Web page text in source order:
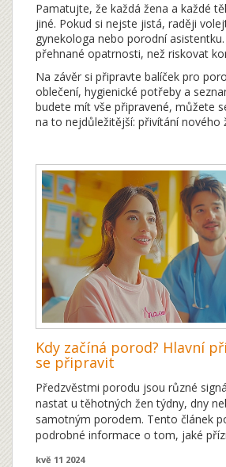
Pamatujte, že každá žena a každé
jiné. Pokud si nejste jistá, raději
gynekologa nebo porodní
přehnané opatrnosti, než riskovat
Na závěr si připravte balíček pro
oblečení, hygienické potřeby a
budete mít vše připravené, můžete
na to nejdůležitější: přivítání nového
Kdy začíná porod? Hlavní
se připravit
Předzvěstmi porodu jsou různé
nastat u těhotných žen týdny, dny
samotným porodem. Tento článek
podrobné informace o tom, jaké
kvě 11 2024